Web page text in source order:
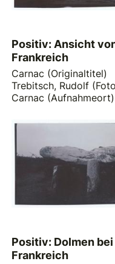
Positiv: Ansicht
Frankreich
Carnac (Originaltitel)
Trebitsch, Rudolf
Carnac (Aufnahmeort)
Positiv: Dolmen
Frankreich